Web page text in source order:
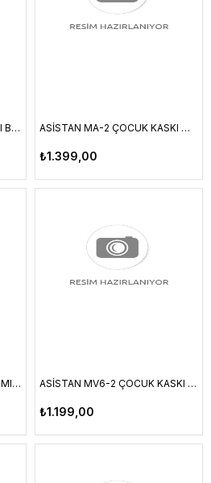
ASİSTAN MA-2 ÇOCUK KASKI BEYAZ S ASİSTAN MA-2 ÇOCUK KASKI MAT KUM - MAVİ S
₺1.399,00
ASİSTAN CAPE H50 KASK KIRMIZI M (54/58CM) ASİSTAN MV6-2 ÇOCUK KASKI MAVİ XS
₺1.199,00